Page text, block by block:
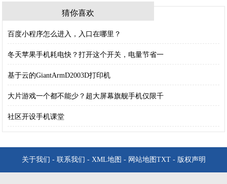
猜你喜欢
百度小程序怎么进入，入口在哪里？
冬天苹果手机耗电快？打开这个开关，电量节省一
基于云的GiantArmD2003D打印机
大片游戏一个都不能少？超大屏幕旗舰手机仅限千
社区开设手机课堂
关于我们 - 联系我们 - XML地图 - 网站地图 TXT- 版权声明